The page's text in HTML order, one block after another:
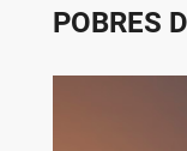
POBRES